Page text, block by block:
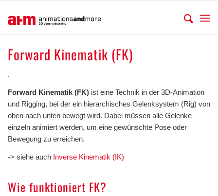
Forward Kinematik (FK)
.
Forward Kinematik (FK) ist eine Technik in der 3D-Animation
und Rigging, bei der ein hierarchisches Gelenksystem (Rig) von
oben nach unten bewegt wird. Dabei müssen alle Gelenke
einzeln animiert werden, um eine gewünschte Pose oder
Bewegung zu erreichen.
-> siehe auch Inverse Kinematik (IK)
Wie funktioniert FK?